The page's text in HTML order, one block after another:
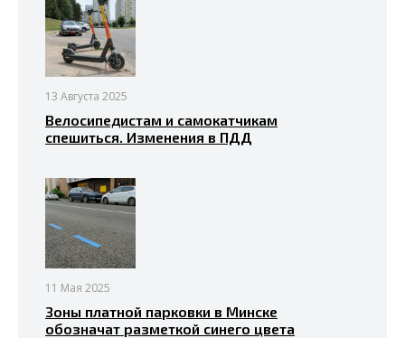
13 Августа 2025
Велосипедистам и самокатчикам
спешиться. Изменения в ПДД
11 Мая 2025
Зоны платной парковки в Минске
обозначат разметкой синего цвета